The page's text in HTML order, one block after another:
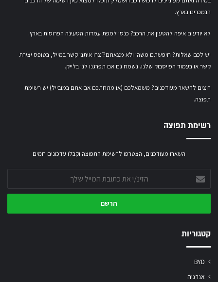
הנמכרים בארץ.
לא יודעים איפה להטעין את הרכב? כנסו למפת עמדות הטעינה הפרוסות בארץ.
יש לכם שאלות? חיפשתם משהו ולא מצאתם?ֿ צרו איתנו קשר במייל, בטופס יצירת
קשראובעמוד הפייסבוק שלנו. נשמח גם אם תפרגנו לנו בלייק.
רוצים להשאר מעודכנים? משמאלכם (או מתחתכם אם אתם במובייל) יש רשימת
תפוצה.
רשימת תפוצה
השארו מעודכנים, הצטרפו לרשימת התפוצה וקבלו עדכונים חמים
את
כתובת
שלך
קטגוריות
BYD
אנרגיה